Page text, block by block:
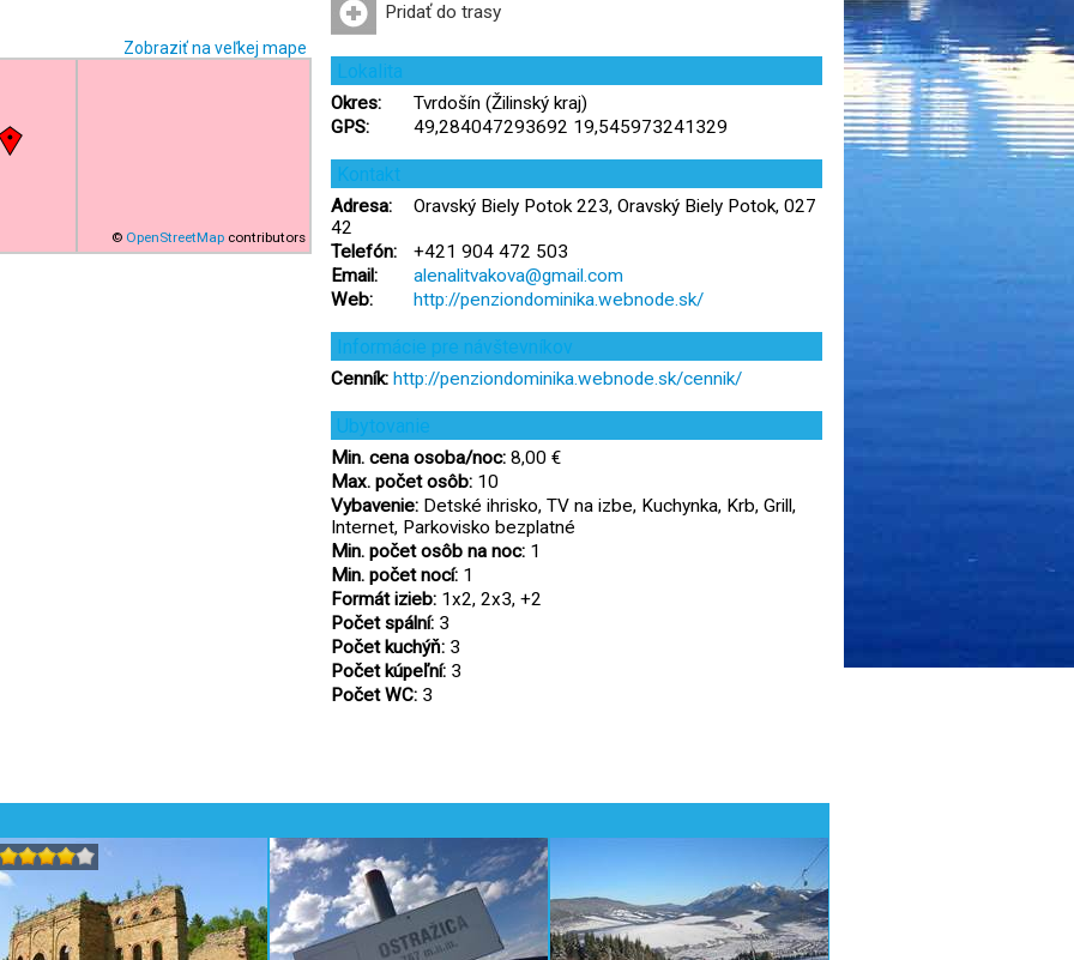
Zobraziť na veľkej mape
© OpenStreetMap contributors
Pridať do trasy
Lokalita
Okres:
Tvrdošín (Žilinský kraj)
GPS:
49,284047293692 19,545973241329
Kontakt
Adresa:
Oravský Biely Potok 223, Oravský Biely Potok, 027
42
Telefón:
+421 904 472 503
Email:
alenalitvakova@gmail.com
Web:
http://penziondominika.webnode.sk/
Informácie pre návštevníkov
Cenník: http://penziondominika.webnode.sk/cennik/
Ubytovanie
Min. cena osoba/noc: 8,00 €
Max. počet osôb: 10
Vybavenie: Detské ihrisko, TV na izbe, Kuchynka, Krb, Grill,
Internet, Parkovisko bezplatné
Min. počet osôb na noc: 1
Min. počet nocí: 1
Formát izieb: 1x2, 2x3, +2
Počet spální: 3
Počet kuchýň: 3
Počet kúpeľní: 3
Počet WC: 3